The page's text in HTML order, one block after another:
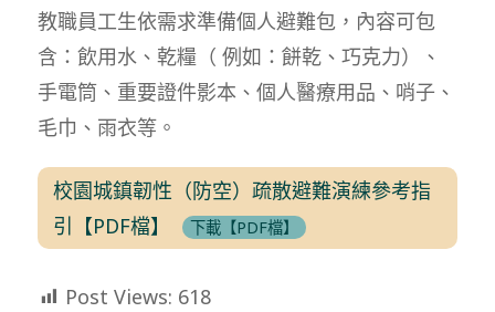
教職員工生依需求準備個人避難包，內容可包
含：飲用水、乾糧（ 例如：餅乾、巧克力）、
手電筒、重要證件影本、個人醫療用品、哨子、
毛巾、雨衣等。
校園城鎮韌性（防空）疏散避難演練參考指
引【PDF檔】
下載【PDF檔】
Post Views: 618